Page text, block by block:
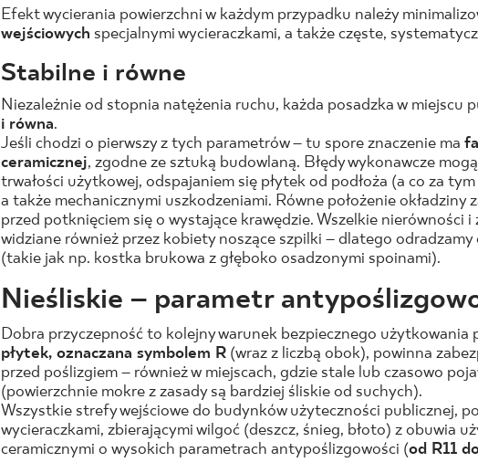
Efekt wycierania powierzchni w każdym przypadku należy
wejściowych specjalnymi wycieraczkami, a także częste,
Stabilne i równe
Niezależnie od stopnia natężenia ruchu, każda posadzka w miejscu
i równa.
Jeśli chodzi o pierwszy z tych parametrów – tu spore znaczenie ma
ceramicznej, zgodne ze sztuką budowlaną. Błędy wykonawcze
trwałości użytkowej, odspajaniem się płytek od podłoża (a co za
a także mechanicznymi uszkodzeniami. Równe położenie okładziny
przed potknięciem się o wystające krawędzie. Wszelkie nierówności i
widziane również przez kobiety noszące szpilki – dlatego
(takie jak np. kostka brukowa z głęboko osadzonymi spoinami).
Nieśliskie – parametr
Dobra przyczepność to kolejny warunek bezpiecznego użytkowania
płytek, oznaczana symbolem R(wraz z liczbą obok), powinna
przed poślizgiem – również w miejscach, gdzie stale lub czasowo
(powierzchnie mokre z zasady są bardziej śliskie od suchych).
Wszystkie strefy wejściowe do budynków użyteczności publicznej,
wycieraczkami, zbierającymi wilgoć (deszcz, śnieg, błoto) z obuwia
ceramicznymi o wysokich parametrach antypoślizgowości (od R11